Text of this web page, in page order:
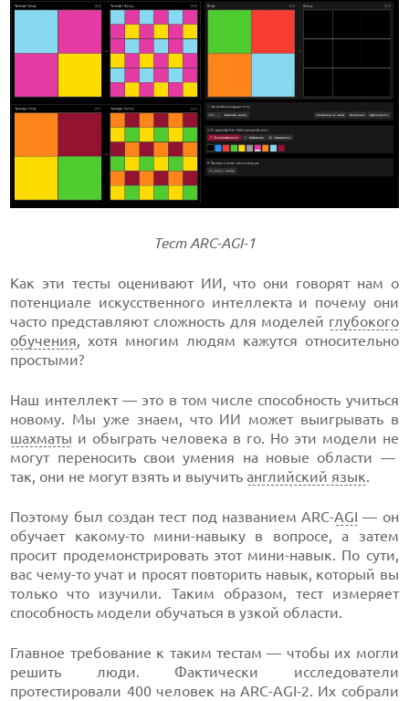
Тест ARC-AGI-1
Как эти тесты оценивают ИИ, что они говорят нам о
потенциале искусственного интеллекта и почему они
часто представляют сложность для моделей глубокого
обучения, хотя многим людям кажутся относительно
простыми?
Наш интеллект — это в том числе способность учиться
новому. Мы уже знаем, что ИИ может выигрывать в
шахматы и обыграть человека в го. Но эти модели не
могут переносить свои умения на новые области —
так, они не могут взять и выучитьанглийский язык.
Поэтому был создан тест под названием ARC-AGI — он
обучает какому-то мини-навыку в вопросе, а затем
просит продемонстрировать этот мини-навык. По сути,
вас чему-то учат и просят повторить навык, который вы
только что изучили. Таким образом, тест измеряет
способность модели обучаться в узкой области.
Главное требование к таким тестам — чтобы их могли
решить люди. Фактически исследователи
протестировали 400 человек на ARC-AGI-2. Их собрали